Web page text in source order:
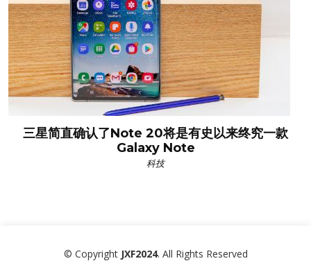
三星简直确认了Note 20将是有史以来终究一款
Galaxy Note
科技
© Copyright JXF2024. All Rights Reserved